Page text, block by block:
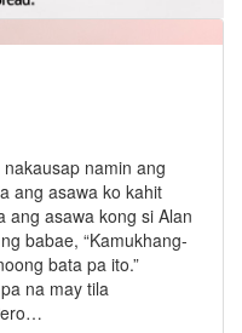
namin ang
ang asawa ko kahit
ang asawa kong si Alan
babae, “Kamukhang-
bata pa ito.”
na may tila